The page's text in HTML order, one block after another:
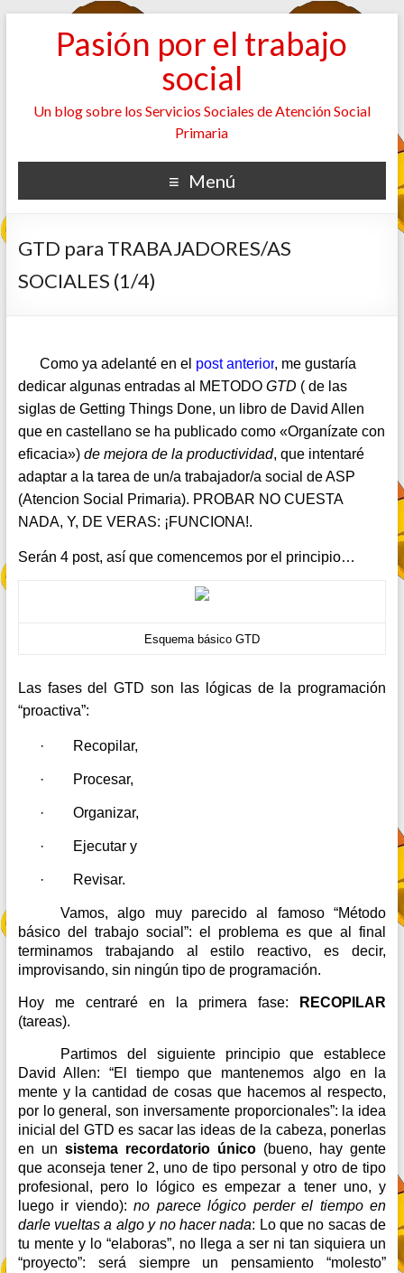
Pasión por el trabajo
social
Un blog sobre los Servicios Sociales de Atención Social
Primaria
Menú
GTD para TRABAJADORES/AS
SOCIALES (1/4)
Como ya adelanté en el post anterior, me gustaría
dedicar algunas entradas al METODO GTD ( de las
siglas de Getting Things Done, un libro de David Allen
que en castellano se ha publicado como «Organízate con
eficacia») de mejora de la productividad, que intentaré
adaptar a la tarea de un/a trabajador/a social de ASP
(Atencion Social Primaria). PROBAR NO CUESTA
NADA, Y, DE VERAS: ¡FUNCIONA!.
Serán 4 post, así que comencemos por el principio…
Esquema básico GTD
Las fases del GTD son las lógicas de la programación
“proactiva”:
· Recopilar,
· Procesar,
· Organizar,
· Ejecutar y
· Revisar.
Vamos, algo muy parecido al famoso “Método
básico del trabajo social”: el problema es que al final
terminamos trabajando al estilo reactivo, es decir,
improvisando, sin ningún tipo de programación.
Hoy me centraré en la primera fase:
RECOPILAR
(tareas).
Partimos del siguiente principio que establece
David Allen: “El tiempo que mantenemos algo en la
mente y la cantidad de cosas que hacemos al respecto,
por lo general, son inversamente proporcionales”: la idea
inicial del GTD es sacar las ideas de la cabeza, ponerlas
en un sistema recordatorio único (bueno, hay gente
que aconseja tener 2, uno de tipo personal y otro de tipo
profesional, pero lo lógico es empezar a tener uno, y
luego ir viendo):no parece lógico perder el tiempo en
darle vueltas a algo y no hacer nada: Lo que no sacas de
tu mente y lo “elaboras”, no llega a ser ni tan siquiera un
“proyecto”: será siempre un pensamiento “molesto”